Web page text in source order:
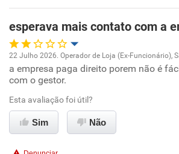
esperava mais contato com a
Oportunidade de promoção
Ambiente de trabalho
Conciliação com a vida familiar
22 Julho 2026. Operador de Loja (Ex-Funcionário),
a empresa paga direito porem não é
com o gestor.
Esta avaliação foi útil?
Sim Não